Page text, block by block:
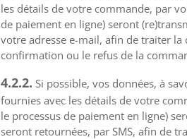
les détails de votre commande, par
de paiement en ligne) seront
votre adresse e-mail, afin de traiter
confirmation ou le refus de la
4.2.2. Si possible, vos données, à
fournies avec les détails de votre
le processus de paiement en ligne)
seront retournées, par SMS, afin de